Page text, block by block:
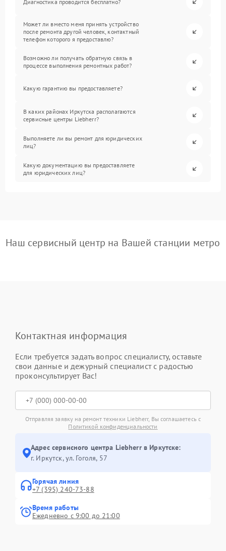
Диагностика проводится бесплатно?
Может ли вместо меня принять устройство
после ремонта другой человек, контактный
телефон которого я предоставлю?
Возможно ли получать обратную связь в
процессе выполнения ремонтных работ?
Какую гарантию вы предоставляете?
В каких районах Иркутска располагаются
сервисные центры Liebherr?
Выполняете ли вы ремонт для юридических
лиц?
Какую документацию вы предоставляете
для юридических лиц?
Наш сервисный центр на Вашей станции метро
Контактная информация
Если требуется задать вопрос специалисту, оставьте
свои данные и дежурный специалист с радостью
проконсультирует Вас!
Отправляя заявку на ремонт техники Liebherr, Вы соглашаетесь с
Политикой конфиденциальности
Адрес сервисного центра Liebherr в Иркутске:
г. Иркутск, ул. ​Гоголя, 57
Горячая линия
+7 (395) 240-73-88
Время работы
Ежедневно с 9:00 до 21:00